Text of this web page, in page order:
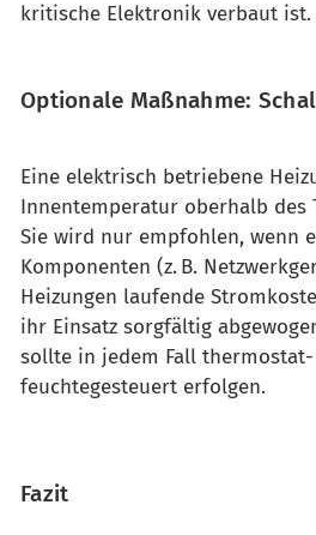
kritische Elektronik verbaut ist.
Optionale Maßnahme:
Eine elektrisch betriebene
Innentemperatur oberhalb des
Sie wird nur empfohlen, wenn
Komponenten (z. B.
Heizungen laufende
ihr Einsatz sorgfältig
sollte in jedem Fall
feuchtegesteuert erfolgen.
Fazit